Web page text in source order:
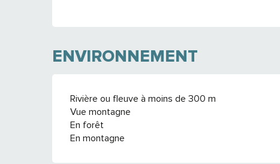
ENVIRONNEMENT
Rivière ou fleuve à moins de 300 m
Vue montagne
En forêt
En montagne